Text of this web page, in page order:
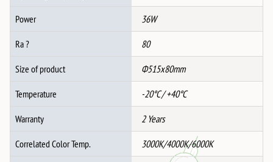
Power 36W
Ra ? 80
Size of product Ф515x80mm
Temperature -20°C / +40°C
Warranty 2 Years
Correlated Color Temp. 3000K/4000K/6000K